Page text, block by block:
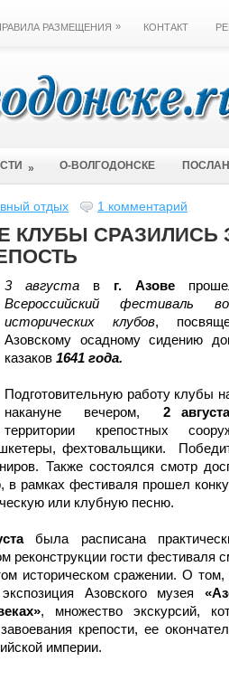
РАЗМЕЩЕНИЯ » КОНТАКТ
» О-ВОЛГОДОНСКЕ
отдых 1 комментарий
КЛУБЫ СРАЗИЛИСЬ
3 августа в г. Азове
Всероссийский фестиваль
исторических клубов,
Азовскому осадному сидению
казаков 1641 года.
Подготовительную работу клубы
накануне вечером, 2
территории крепостных
фехтовальщики.
Также состоялся смотр
в рамках фестиваля прошел
или клубную песню.
была расписана
реконструкции гости фестиваля
историческом сражении. О
Азовского музея
, множество экскурсий,
крепости, ее
империи.